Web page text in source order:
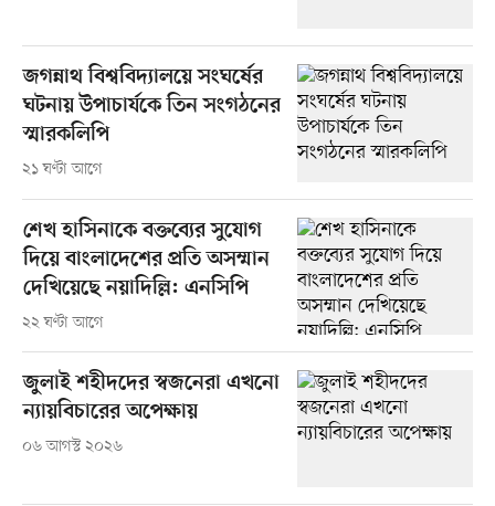
জগন্নাথ বিশ্ববিদ্যালয়ে সংঘর্ষের
ঘটনায় উপাচার্যকে তিন সংগঠনের
স্মারকলিপি
২১ ঘণ্টা আগে
শেখ হাসিনাকে বক্তব্যের সুযোগ
দিয়ে বাংলাদেশের প্রতি অসম্মান
দেখিয়েছে নয়াদিল্লি: এনসিপি
২২ ঘণ্টা আগে
জুলাই শহীদদের স্বজনেরা এখনো
ন্যায়বিচারের অপেক্ষায়
০৬ আগস্ট ২০২৬